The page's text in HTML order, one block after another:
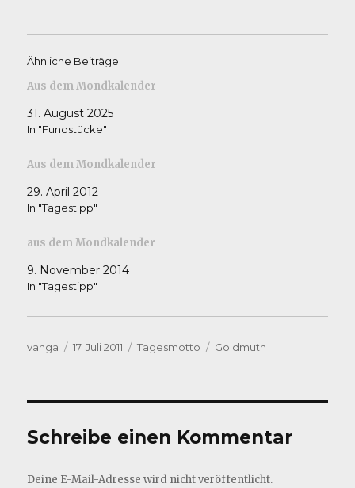
Ähnliche Beiträge
Aus dem Mondkalender
31. August 2025
In "Fundstücke"
Aus dem Mondkalender
29. April 2012
In "Tagestipp"
aus dem Mondkalender
9. November 2014
In "Tagestipp"
Autor
vanga
Veröffentlicht
17. Juli 2011 Kategorien
Tagesmotto Schlagwörter
Goldmuth
Schreibe einen Kommentar
Deine E-Mail-Adresse wird nicht veröffentlicht.